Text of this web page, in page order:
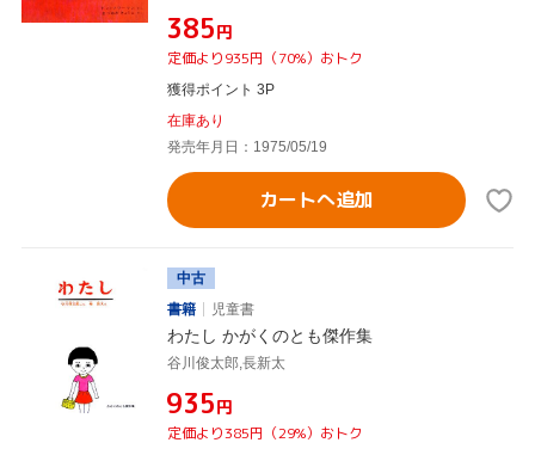
¥385円
定価より935円（70%）おトク
獲得ポイント 3P
在庫あり
発売年月日：1975/05/19
カートへ追加
中古
書籍
児童書
わたし かがくのとも傑作集
谷川俊太郎,長新太
¥935円
定価より385円（29%）おトク